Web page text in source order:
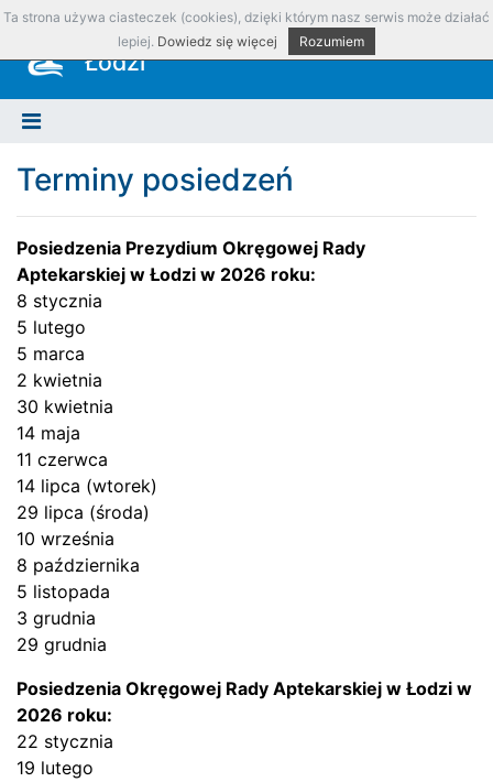
Okręgowa Izba Aptekarska w
Łodzi
Terminy posiedzeń
Posiedzenia Prezydium Okręgowej Rady
Aptekarskiej w Łodzi w 2026 roku:
8 stycznia
5 lutego
5 marca
2 kwietnia
30 kwietnia
14 maja
11 czerwca
14 lipca (wtorek)
29 lipca (środa)
10 września
8 października
5 listopada
3 grudnia
29 grudnia
Posiedzenia Okręgowej Rady Aptekarskiej w Łodzi w
2026 roku:
22 stycznia
19 lutego
Ta strona używa ciasteczek (cookies), dzięki którym nasz serwis może działać
lepiej. Dowiedz się więcej Rozumiem